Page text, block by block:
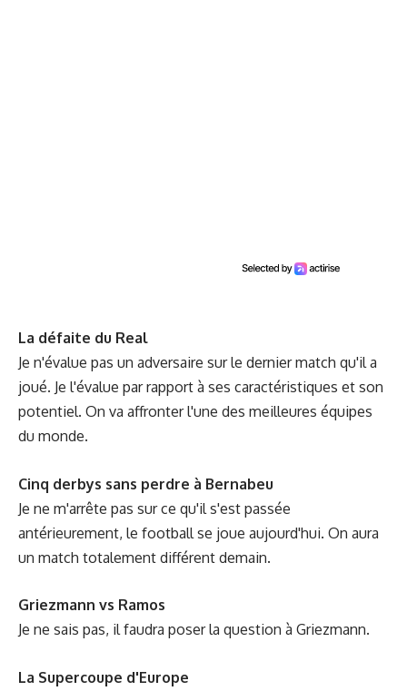
La défaite du Real
Je n'évalue pas un adversaire sur le dernier match qu'il a
joué. Je l'évalue par rapport à ses caractéristiques et son
potentiel. On va affronter l'une des meilleures équipes
du monde.
Cinq derbys sans perdre à Bernabeu
Je ne m'arrête pas sur ce qu'il s'est passée
antérieurement, le football se joue aujourd'hui. On aura
un match totalement différent demain.
Griezmann vs Ramos
Je ne sais pas, il faudra poser la question à Griezmann.
La Supercoupe d'Europe